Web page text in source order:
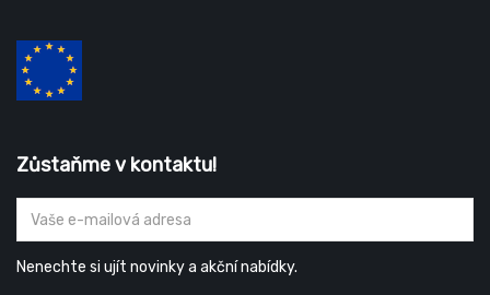
Zůstaňme v kontaktu!
Nenechte si ujít novinky a akční nabídky.